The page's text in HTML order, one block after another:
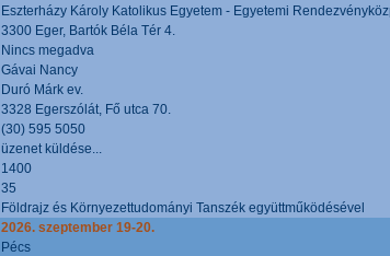
Eszterházy Károly Katolikus Egyetem - Egyetemi
3300 Eger, Bartók Béla Tér 4.
Nincs megadva
Gávai Nancy
Duró Márk ev.
3328 Egerszólát, Fő utca 70.
(30) 595 5050
üzenet küldése...
1400
35
Földrajz és Környezettudományi Tanszék együttműködésével
2026. szeptember 19-20.
Pécs